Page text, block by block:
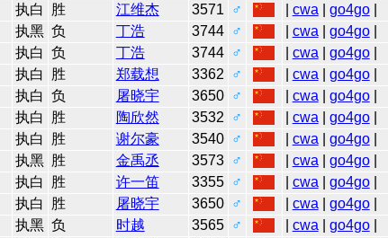
执白 胜 江维杰 3571 ♂ cwa go4go|
执黑 负 丁浩 3744 ♂ cwa go4go|
执白 负 丁浩 3744 ♂ cwa go4go|
执白 胜 郑载想 3362 ♂ cwa go4go|
执白 负 屠晓宇 3650 ♂ cwa go4go|
执白 胜 陶欣然 3532 ♂ cwa go4go|
执白 胜 谢尔豪 3540 ♂ cwa go4go|
执黑 胜 金禹丞 3573 ♂ cwa go4go|
执白 胜 许一笛 3355 ♂ cwa go4go|
执白 胜 屠晓宇 3650 ♂ cwa go4go|
执黑 负 时越 3565 ♂ cwa go4go|